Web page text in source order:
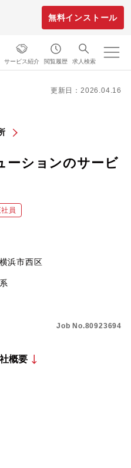
無料インストール
サービス紹介 閲覧履歴 求人検索
更新日：2026.04.16
ーションのサービ
員
浜市西区
Job No.80923694
概要